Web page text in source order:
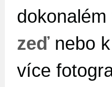
zeďnebo k
více